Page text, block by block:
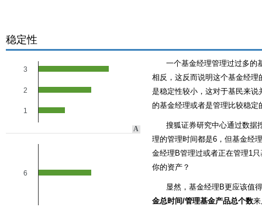
稳定性
3
2
1
A
6
一个基金经理管理过过多的
相反，这反而说明这个基金经理
是稳定性较小，这对于基民来
的基金经理或者是管理比较稳
搜狐证券研究中心通过数据
理的管理时间都是6，但基金经
金经理B管理过或者正在管理1
你的资产？
显然，基金经理B更应该值
金总时间/管理基金产品总个数